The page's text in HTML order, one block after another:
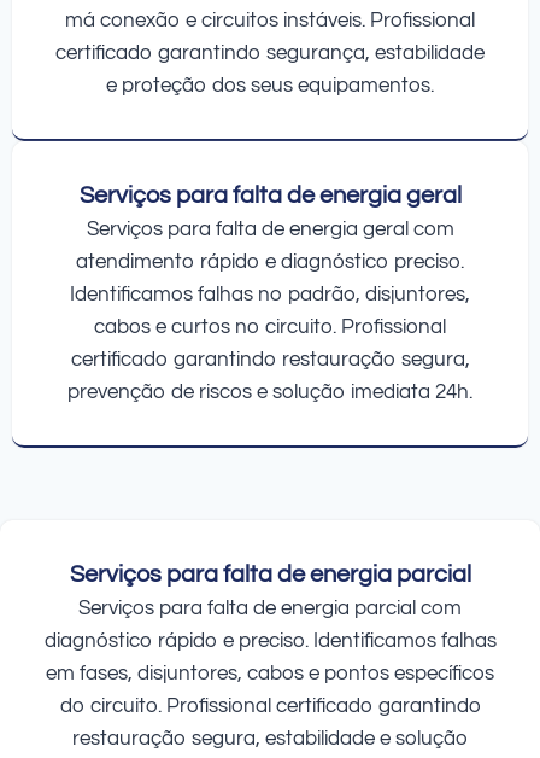
má conexão e circuitos instáveis. Profissional
certificado garantindo segurança, estabilidade
e proteção dos seus equipamentos.
Serviços para falta de energia geral
Serviços para falta de energia geral com
atendimento rápido e diagnóstico preciso.
Identificamos falhas no padrão, disjuntores,
cabos e curtos no circuito. Profissional
certificado garantindo restauração segura,
prevenção de riscos e solução imediata 24h.
Serviços para falta de energia parcial
Serviços para falta de energia parcial com
diagnóstico rápido e preciso. Identificamos falhas
em fases, disjuntores, cabos e pontos específicos
do circuito. Profissional certificado garantindo
restauração segura, estabilidade e solução